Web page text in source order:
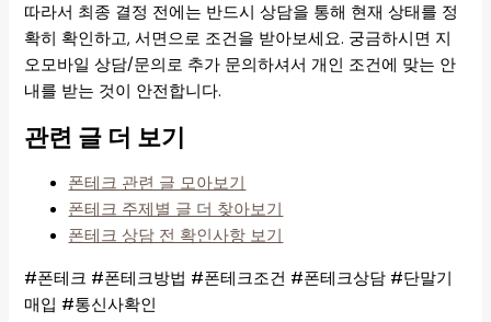
따라서 최종 결정 전에는 반드시 상담을 통해 현재 상태를 정
확히 확인하고, 서면으로 조건을 받아보세요. 궁금하시면 지
오모바일 상담/문의로 추가 문의하셔서 개인 조건에 맞는 안
내를 받는 것이 안전합니다.
관련 글 더 보기
폰테크 관련 글 모아보기
폰테크 주제별 글 더 찾아보기
폰테크 상담 전 확인사항 보기
#폰테크 #폰테크방법 #폰테크조건 #폰테크상담 #단말기
매입 #통신사확인